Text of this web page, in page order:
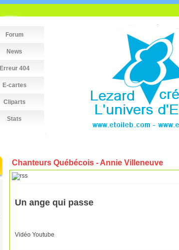
Forum
News
Erreur 404
E-cartes
Cliparts
Stats
Chanteurs Québécois - Annie Villeneuve
Un ange qui passe
Vidéo Youtube